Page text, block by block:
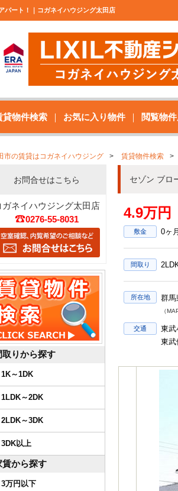
パート！｜コガネイハウジング太田店
貸物件検索 お気に入り物件 閲覧物
市の賃貸はコガネイハウジング 賃貸物件検索
セゾン ブロ
4.9万円
敷金 0ヶ月
間取り
所在地 群
（
交通 東
東
お問合せはこちら
ガネイハウジング太田店
0276-55-8031
取りから探す
1K～1DK
1LDK～2DK
2LDK～3DK
3DK以上
賃から探す
3万円以下